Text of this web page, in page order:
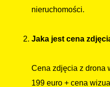
nieruchomości.
Jaka jest cena
Cena zdjęcia z drona
199 euro + cena